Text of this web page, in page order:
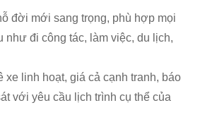
đời mới sang trọng, phù hợp mọi
như đi công tác, làm việc, du lịch,
xe linh hoạt, giá cả cạnh tranh, báo
với yêu cầu lịch trình cụ thể của